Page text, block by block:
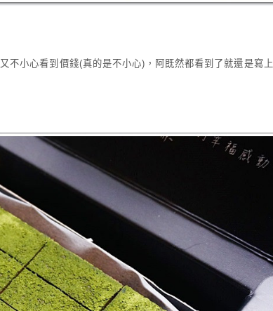
不小心看到價錢(真的是不小心)，阿既然都看到了就還是寫上